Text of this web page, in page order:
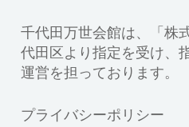
千代田万世会館は、「株
代田区より指定を受け、
運営を担っております。
プライバシーポリシー